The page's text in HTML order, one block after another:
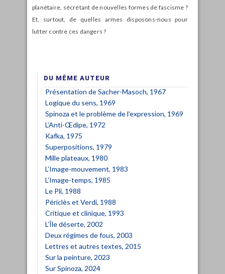
planétaire, sécrétant de nouvelles formes de fascisme ?
Et, surtout, de quelles armes disposons-nous pour
lutter contre ces dangers ?
DU MÊME AUTEUR
Présentation de Sacher-Masoch, 1967
Logique du sens, 1969
Spinoza et le problème de l’expression, 1969
L’Anti-Œdipe, 1972
Kafka, 1975
Superpositions, 1979
Mille plateaux, 1980
L’Image-mouvement, 1983
L’Image-temps, 1985
Le Pli, 1988
Périclès et Verdi, 1988
Critique et clinique, 1993
L’Île déserte, 2002
Deux régimes de fous, 2003
Lettres et autres textes, 2015
Sur la peinture, 2023
Sur Spinoza, 2024